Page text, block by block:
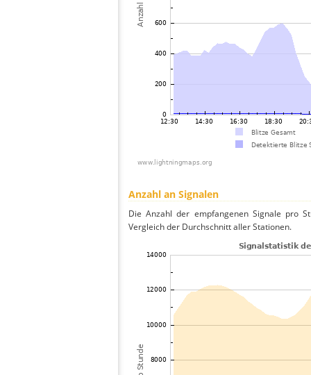
Anzahl an Signalen
Die Anzahl der empfangenen Signale pro
Vergleich der Durchschnitt aller Stationen.